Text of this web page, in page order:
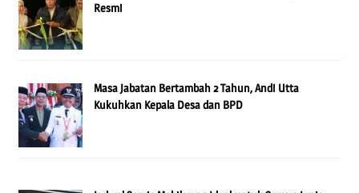
Resmi
Masa Jabatan Bertambah 2 Tahun, Andi Utta
Kukuhkan Kepala Desa dan BPD